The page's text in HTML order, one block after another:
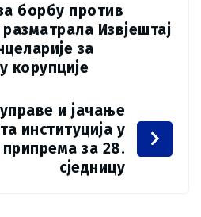
борбу против
Извјештај
за
корупције
и јачање
институција у
за 28.
сједницу